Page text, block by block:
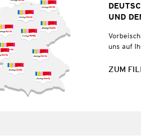
UND
uns auf
ZUM